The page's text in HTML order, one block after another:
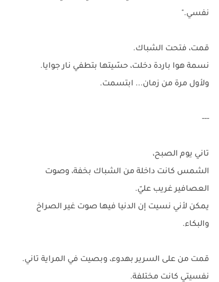
نفسي."
قمت، فتحت الشباك.
نسمة هوا باردة دخلت، حسّيتها بتطفي نار جوايا.
ولأول مرة من زمان... ابتسمت.
---
تاني يوم الصبح،
الشمس كانت داخلة من الشباك بخفة، وصوت
العصافير غريب عليّ.
يمكن لأني نسيت إن الدنيا فيها صوت غير الصراخ
والبكاء.
قمت من على السرير بهدوء، وبصيت في المراية تاني.
نفسيتي كانت مختلفة.